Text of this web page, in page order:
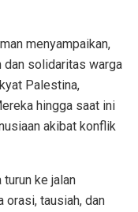
menyampaikan,
dan solidaritas warga
Palestina,
hingga saat ini
akibat konflik
ke jalan
orasi, tausiah, dan